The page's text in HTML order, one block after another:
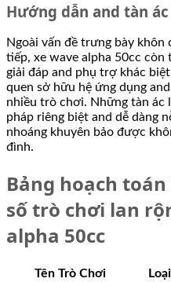
Hướng dẫn and tàn
Ngoài vấn đề trưng bày
tiếp, xe wave alpha 50cc
giải đáp and phụ trợ khác
quen sở hữu hệ ứng dụng
nhiều trò chơi. Những tàn
pháp riêng biệt and dễ dàng
nhoáng khuyên bảo được
đình.
Bảng hoạch
số trò chơi lan
alpha 50cc
Tên Trò Chơi